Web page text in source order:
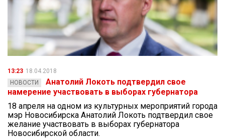
13:23 18.04.2018
НОВОСТИ
Анатолий Локоть подтвердил свое
намерение участвовать в выборах губернатора
18 апреля на одном из культурных мероприятий города
мэр Новосибирска Анатолий Локоть подтвердил свое
желание участвовать в выборах губернатора
Новосибирской области.